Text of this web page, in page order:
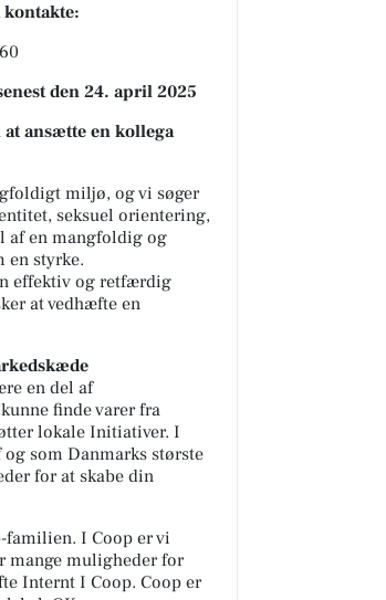
den 24. april 2025
ansætte en kollega
miljø, og vi søger
seksuel orientering,
af en mangfoldig og
en styrke.
effektiv og retfærdig
at vedhæfte en
en del af
finde varer fra
lokale Initiativer. I
som Danmarks største
for at skabe din
familien. I Coop er vi
mange muligheder for
Internt I Coop. Coop er